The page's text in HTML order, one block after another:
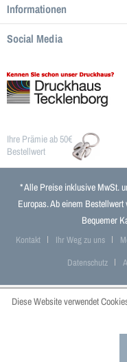
Informationen
Social Media
Ihre Prämie ab 50€
Bestellwert
* Alle Preise inklusive MwSt.
Europas. Ab einem
Bequemer
Kontakt Ihr Weg zu uns
Datenschutz
Diese Website verwendet